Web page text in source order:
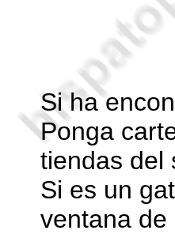
Si ha
Ponga
tiendas del
Si es un
ventana de